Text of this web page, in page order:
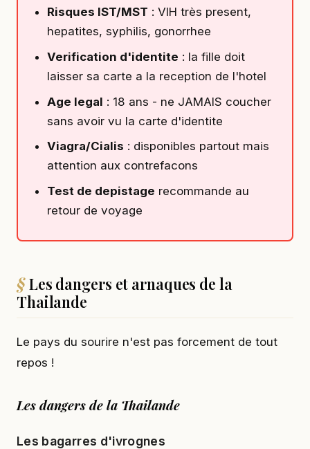
Risques IST/MST : VIH très present,
hepatites, syphilis, gonorrhee
Verification d'identite : la fille doit
laisser sa carte a la reception de l'hotel
Age legal : 18 ans - ne JAMAIS coucher
sans avoir vu la carte d'identite
Viagra/Cialis : disponibles partout mais
attention aux contrefacons
Test de depistage recommande au
retour de voyage
Les dangers et arnaques de la
Thailande
Le pays du sourire n'est pas forcement de tout
repos !
Les dangers de la Thailande
Les bagarres d'ivrognes